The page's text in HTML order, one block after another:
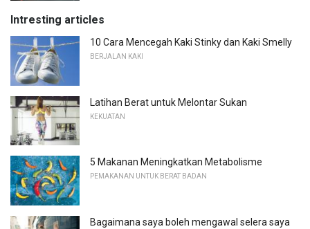
Intresting articles
10 Cara Mencegah Kaki Stinky dan Kaki Smelly
BERJALAN KAKI
Latihan Berat untuk Melontar Sukan
KEKUATAN
5 Makanan Meningkatkan Metabolisme
PEMAKANAN UNTUK BERAT BADAN
Bagaimana saya boleh mengawal selera saya